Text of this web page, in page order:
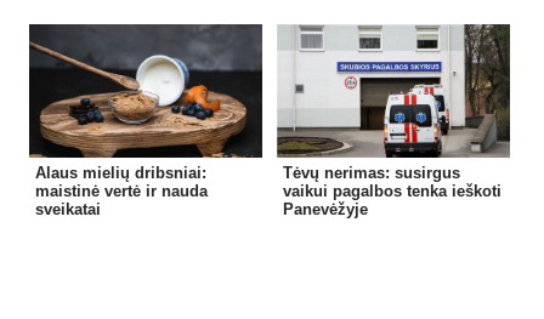
Alaus mielių dribsniai:
maistinė vertė ir nauda
sveikatai
Tėvų nerimas: susirgus
vaikui pagalbos tenka ieškoti
Panevėžyje